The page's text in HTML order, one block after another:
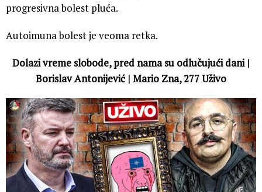
progresivna bolest pluća.
Autoimuna bolest je veoma retka.
Dolazi vreme slobode, pred nama su odlučujući dani |
Borislav Antonijević | Mario Zna, 277 Uživo